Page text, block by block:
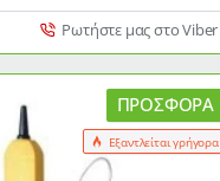
Ρωτήστε μας στο Viber
ΠΡΟΣΦΟΡΆ
Εξαντλείται γρήγορα